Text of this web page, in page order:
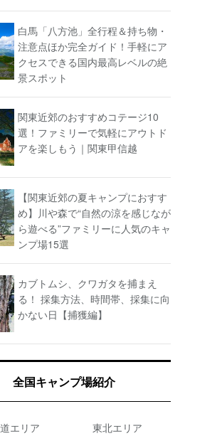
白馬「八方池」全行程＆持ち物・
注意点ほか完全ガイド！手軽にア
クセスできる国内最高レベルの絶
景スポット
関東近郊のおすすめコテージ10
選！ファミリーで気軽にアウトド
アを楽しもう｜関東甲信越
【関東近郊の夏キャンプにおすす
め】川や森で“自然の涼を感じなが
ら遊べる”ファミリーに人気のキャ
ンプ場15選
カブトムシ、クワガタを捕まえ
る！ 採集方法、時間帯、採集に向
かない日【捕獲編】
全国キャンプ場紹介
エリア 東北エリア